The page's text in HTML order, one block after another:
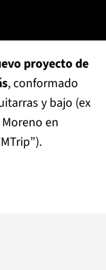
proyecto de
, conformado
y bajo (ex
en